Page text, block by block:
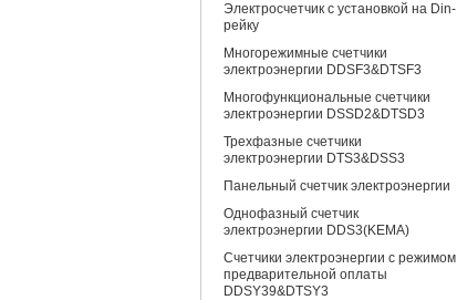
Электросчетчик с установкой на Din-
рейку
Многорежимные счетчики
электроэнергии DDSF3&DTSF3
Многофункциональные счетчики
электроэнергии DSSD2&DTSD3
Трехфазные счетчики
электроэнергии DTS3&DSS3
Панельный счетчик электроэнергии
Однофазный счетчик
электроэнергии DDS3(KEMA)
Счетчики электроэнергии с режимом
предварительной оплаты
DDSY39&DTSY3